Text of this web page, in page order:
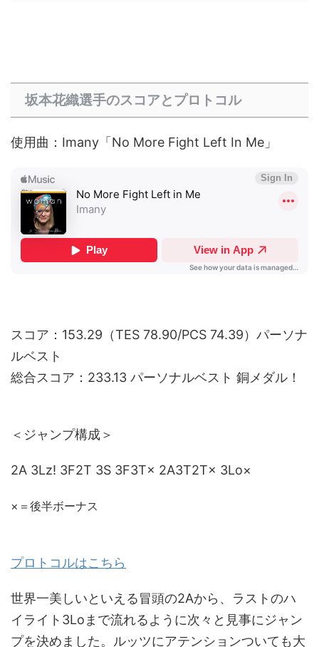
坂本花織選手のスコアとプロトコル
使用曲：Imany「No More Fight Left In Me」
スコア：153.29（TES 78.90/PCS 74.39）パーソナ
ルベスト
総合スコア：233.13 パーソナルベスト 銅メダル！
＜ジャンプ構成＞
2A 3Lz! 3F2T 3S 3F3T× 2A3T2T× 3Lo×
×＝後半ボーナス
プロトコルはこちら
世界一美しいといえる冒頭の2Aから、ラストのハ
イライト3Loまで流れるように次々と見事にジャン
プを決めました。ルッツにアテンションついても大